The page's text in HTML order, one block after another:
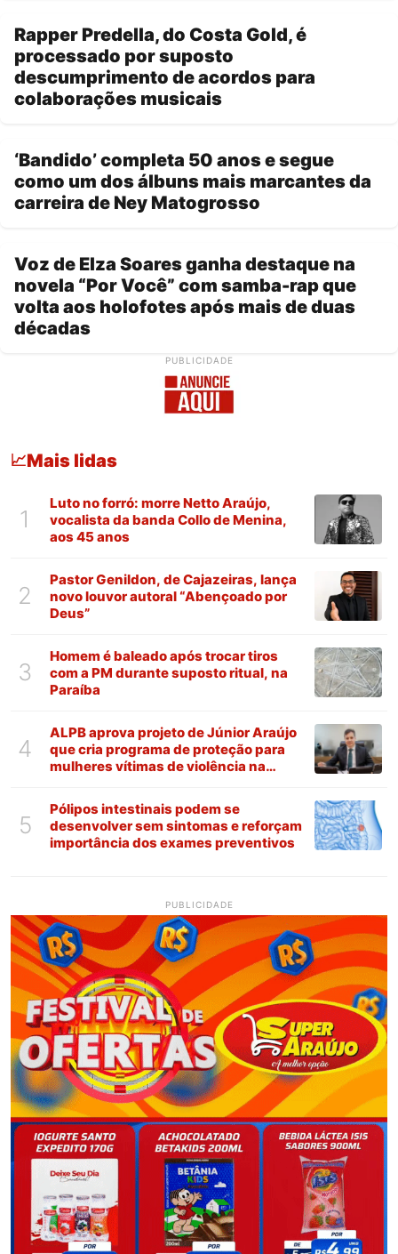
Rapper Predella, do Costa Gold, é
processado por suposto
descumprimento de acordos para
colaborações musicais
‘Bandido’ completa 50 anos e segue
como um dos álbuns mais marcantes da
carreira de Ney Matogrosso
Voz de Elza Soares ganha destaque na
novela “Por Você” com samba-rap que
volta aos holofotes após mais de duas
décadas
PUBLICIDADE
📈Mais lidas
1
Luto no forró: morre Netto Araújo,
vocalista da banda Collo de Menina,
aos 45 anos
2
Pastor Genildon, de Cajazeiras, lança
novo louvor autoral “Abençoado por
Deus”
3
Homem é baleado após trocar tiros
com a PM durante suposto ritual, na
Paraíba
4
ALPB aprova projeto de Júnior Araújo
que cria programa de proteção para
mulheres vítimas de violência na
5
Pólipos intestinais podem se
desenvolver sem sintomas e reforçam
importância dos exames preventivos
PUBLICIDADE